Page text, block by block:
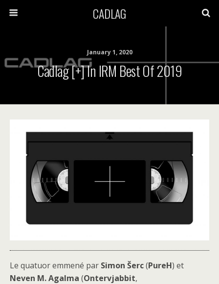
CADLAG
January 1, 2020
Cadlag [+] In IRM Best Of 2019
Le quatuor emmené par Simon Šerc(PureH) et
Neven M. Agalma (Ontervjabbit,